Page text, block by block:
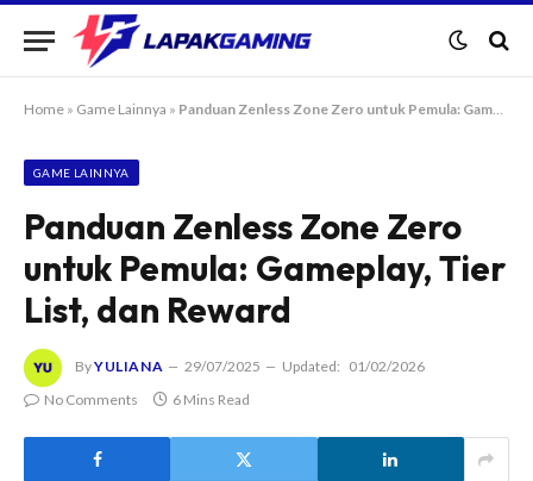
Home » Game Lainnya » Panduan Zenless Zone Zero untuk Pemula: Gameplay, Tier List, dan Reward
GAME LAINNYA
Panduan Zenless Zone Zero
untuk Pemula: Gameplay, Tier
List, dan Reward
ByYULIANA 29/07/2025 Updated: 01/02/2026
No Comments
6 Mins Read